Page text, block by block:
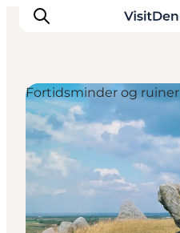
Inspiration
Destinationer
Oplevelser
Overnatning
Planlæg ferien
Fortidsminder og ruiner